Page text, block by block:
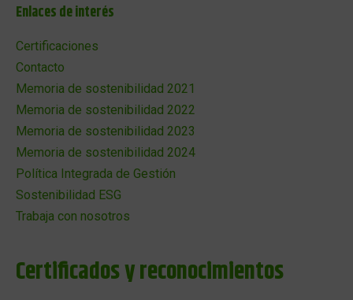
Enlaces de interés
Certificaciones
Contacto
Memoria de sostenibilidad 2021
Memoria de sostenibilidad 2022
Memoria de sostenibilidad 2023
Memoria de sostenibilidad 2024
Política Integrada de Gestión
Sostenibilidad ESG
Trabaja con nosotros
Certificados y reconocimientos